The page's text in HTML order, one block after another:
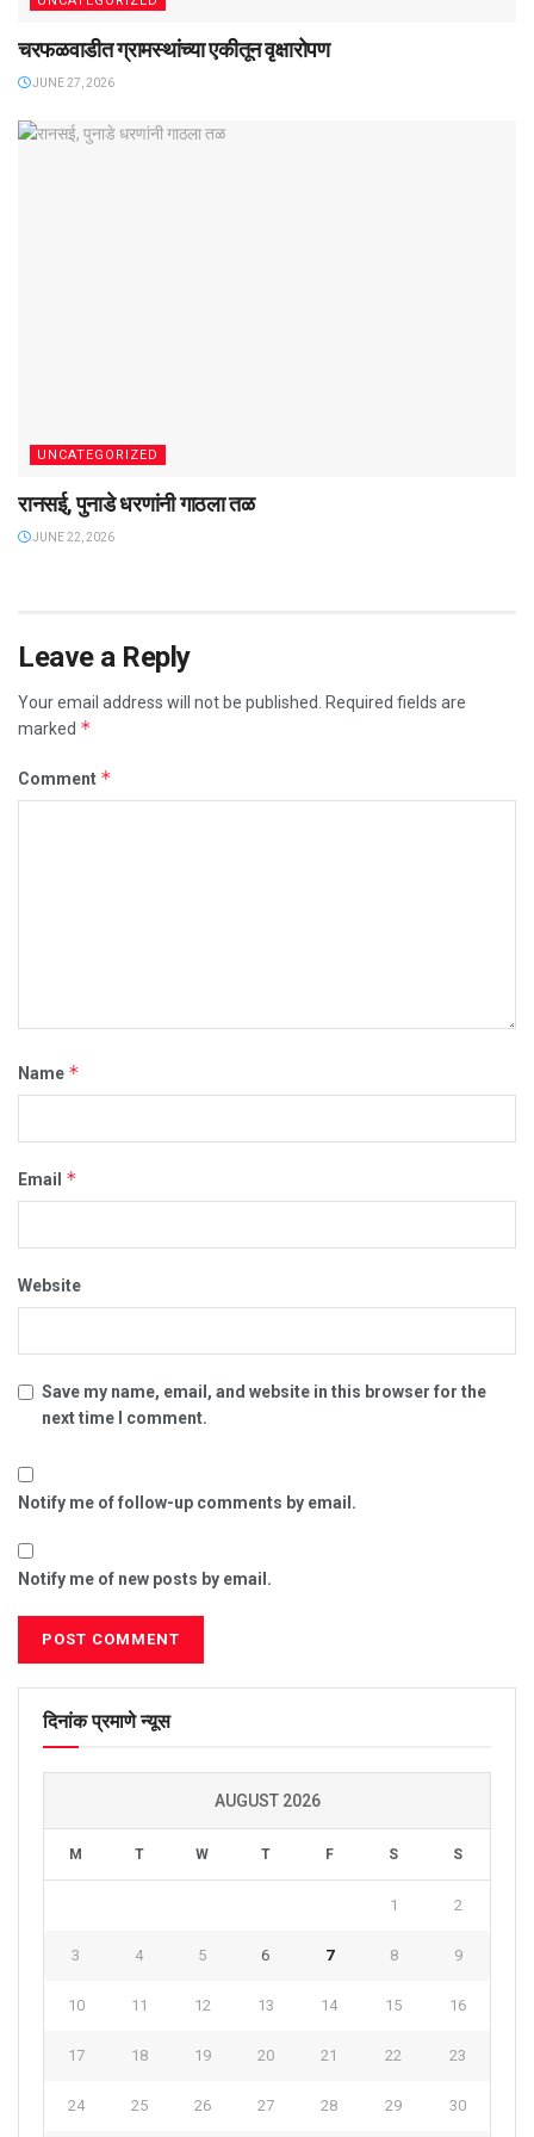
चरफळवाडीत ग्रामस्थांच्या एकीतून वृक्षारोपण
JUNE 27, 2026
UNCATEGORIZED
रानसई, पुनाडे धरणांनी गाठला तळ
JUNE 22, 2026
Leave a Reply
Your email address will not be published.
Required fields are
marked *
Comment *
Name *
Email *
Website
Save my name, email, and website in this browser for the
next time I comment.
Notify me of follow-up comments by email.
Notify me of new posts by email.
दिनांक प्रमाणे न्यूस
AUGUST 2026
M T W T F S S
1 2
3 4 5 6 7 8 9
10 11 12 13 14 15 16
17 18 19 20 21 22 23
24 25 26 27 28 29 30